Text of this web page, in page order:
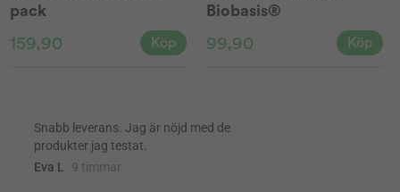
pack
159,90 Köp
Biobasis®
99,90 Köp